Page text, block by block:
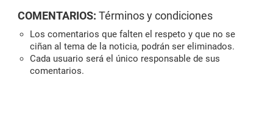
COMENTARIOS: Términos y condiciones
Los comentarios que falten el respeto y que no se
ciñan al tema de la noticia, podrán ser eliminados.
Cada usuario será el único responsable de sus
comentarios.